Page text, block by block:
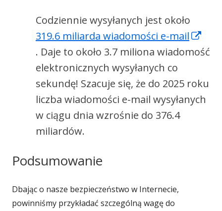
Codziennie wysyłanych jest około
319.6 miliarda wiadomości e-mail
Strona
otwiera
się
w
nowym
oknie
. Daje to około 3.7 miliona wiadomość
elektronicznych wysyłanych co
sekundę! Szacuje się, że do 2025 roku
liczba wiadomości e-mail wysyłanych
w ciągu dnia wzrośnie do 376.4
miliardów.
Podsumowanie
Dbając o nasze bezpieczeństwo w Internecie,
powinniśmy przykładać szczególną wagę do